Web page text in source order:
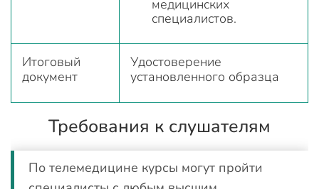
медицинских
специалистов.
Итоговый
документ
Удостоверение
установленного образца
Требования к слушателям
По телемедицине курсы могут пройти